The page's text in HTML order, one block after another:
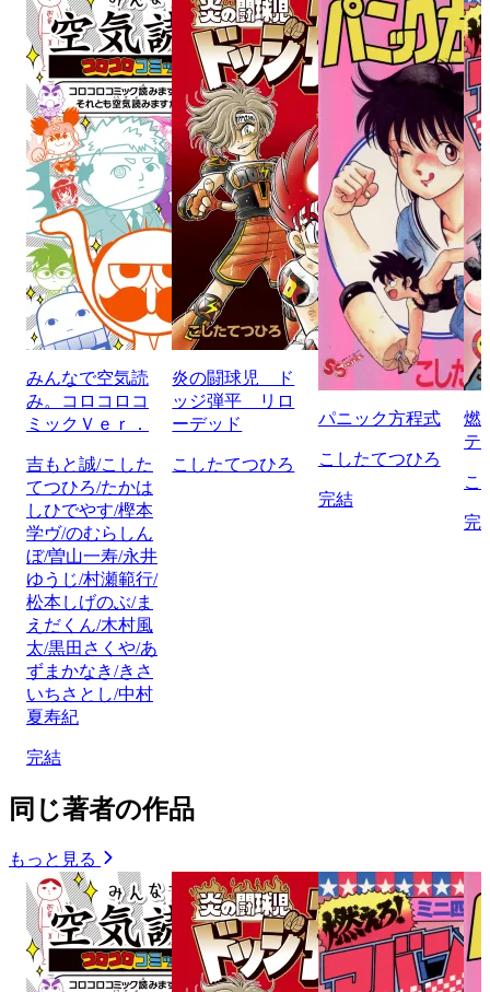
みんなで空気読
み。コロコロコ
ミックＶｅｒ．
吉もと誠/こした
てつひろ/たかは
しひでやす/樫本
学ヴ/のむらしん
ぼ/曽山一寿/永井
ゆうじ/村瀬範行/
松本しげのぶ/ま
えだくん/木村風
太/黒田さくや/あ
ずまかなき/きさ
いちさとし/中村
夏寿紀
完結
炎の闘球児 ド
ッジ弾平 リロ
ーデッド
こしたてつひろ
パニック方程式
こしたてつひろ
完結
燃
テ
こ
完
同じ著者の作品
もっと見る